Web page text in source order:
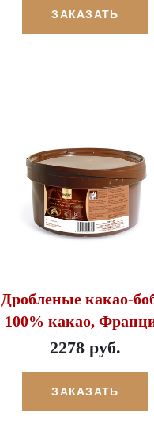
ЗАКАЗАТЬ
Дробленые какао-
100% какао,
2278 руб.
ЗАКАЗАТЬ